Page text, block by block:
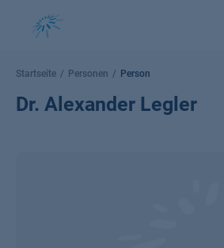
Startseite Personen Person
Dr. Alexander Legler